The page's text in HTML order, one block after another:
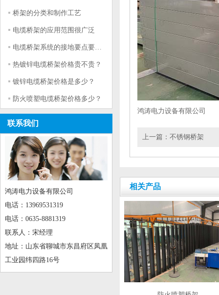
桥架的分类和制作工艺
电缆桥架的应用范围很广泛
电缆桥架系统的接地要点要符合什么条件
热镀锌电缆桥架价格贵不贵？
镀锌电缆桥架价格是多少？
防火喷塑电缆桥架价格多少？
联系我们
鸿涛电力设备有限公司
电话：13969531319
电话：0635-8881319
联系人：宋经理
地址：山东省聊城市东昌府区凤凰
工业园纬四路16号
鸿涛电力设备有限公司
上一篇： 不锈钢桥架
相关产品